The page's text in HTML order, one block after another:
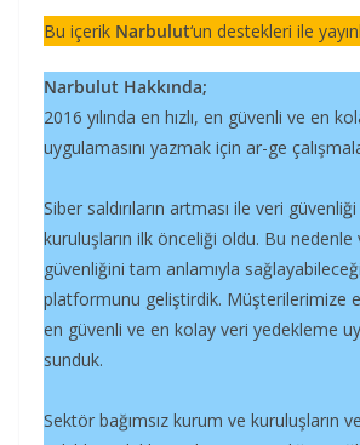
Bu içerik Narbulut‘un destekleri ile
Narbulut Hakkında;
2016 yılında en hızlı, en güvenli ve en
uygulamasını yazmak için ar-ge
Siber saldırıların artması ile veri
kuruluşların ilk önceliği oldu. Bu nedenle
güvenliğini tam anlamıyla
platformunu geliştirdik. Müşterilerimize
en güvenli ve en kolay veri yedekleme
sunduk.
Sektör bağımsız kurum ve kuruluşların